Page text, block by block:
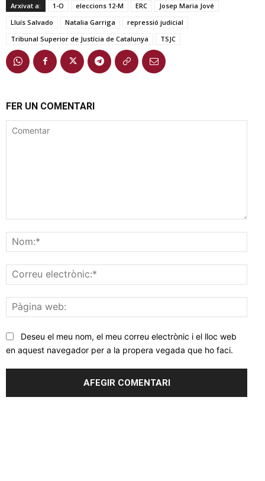
Arxivat a: 1-O eleccions 12-M ERC
Josep Maria Jové
Lluís Salvado
Natalia Garriga
repressió judicial
Tribunal Superior de Justícia de Catalunya
TSJC
FER UN COMENTARI
web:
Deseu el meu nom, el meu correu electrònic i el lloc web
en aquest navegador per a la propera vegada que ho faci.